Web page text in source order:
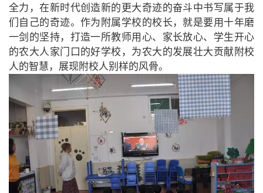
全力，在新时代创造新的更大奇迹的奋斗中书写属于我
们自己的奇迹。作为附属学校的校长，就是要用十年磨
一剑的坚持，打造一所教师用心、家长放心、学生开心
的农大人家门口的好学校，为农大的发展壮大贡献附校
人的智慧，展现附校人别样的风骨。